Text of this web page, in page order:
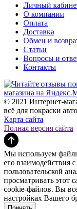
Личный
О компании
Оплата
Доставка
Обмен и
Статьи
Вопросы и
Контакты
© 2021 Интернет-
всё для покраски
Карта сайта
Полная версия сайта
Мы используем
его взаимодействия
пользовательской
просматривать этот
cookie-файлов. Вы
настройках Вашего